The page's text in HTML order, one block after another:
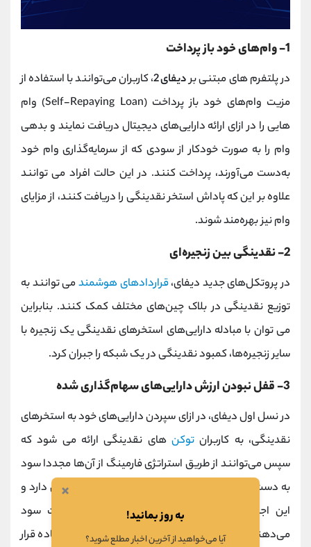
1- وام‌های خود باز پرداخت
در پلتفرم ‌های مبتنی ‌بردیفای 2 ، کاربران می‌توانند با استفاده از
مزیت وام‌های خود باز پرداخت‌ (Self-Repaying Loan) وام
هایی را در ازای ارائه دارایی‌های دیجیتال دریافت نمایند و بدهی
وام را به صورت خودکار از سودی که از سرمایه‌گذاری وام خود
به‌دست می‌آورند، پرداخت کنند. در این حالت افراد می توانند
علاوه بر این که پاداش استخر نقدینگی را دریافت کنند، از مزایای
وام نیز بهره‌مند شوند.
2- نقدینگی بین‌ زنجیره‌ای
در پروتکل‌های جدید دیفای،قراردادهای هوشمندمی توانند به
توزیع نقدینگی در بلاک چین‌های مختلف کمک ‌کنند. بنابراین
می توان با مبادله دارایی‌های استخرهای نقدینگی یک زنجیره با
سایر زنجیره‌ها، کمبود نقدینگی در یک شبکه را جبران کرد.
3- قفل ‌نبودن ارزش دارایی‌های سهام‌گذاری‌ شده
در نسل اول دیفای، در ازای سپردن دارایی‌های خود به استخرهای
نقدینگی، به کاربران توکن‌ های نقدینگی ارائه می شود که
سپس می‌توانند از طریق استراتژی فارمینگ از آن‌ها مجددا سود
به دست آورند. در این مورد، دیفای 2 یک گام فراتر بر می دارد و
این اجازه را به توکن‌های نقدینگی فارمینگ و کشت سود
می‌دهند که برای ایجاد توکن‌هایی مانندDAIمورد استفاده قرار
×
به روز بمانید!
آیا می‌خواهید از آخرین اخبار مطلع شوید؟